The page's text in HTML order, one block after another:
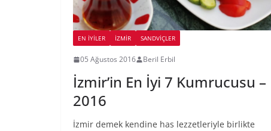
EN İYILER İZMIR SANDVIÇLER
05 Ağustos 2016 Beril Erbil
İzmir’in En İyi 7 Kumrucusu –
2016
İzmir demek kendine has lezzetleriyle birlikte